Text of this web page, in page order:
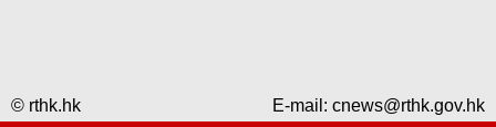
© rthk.hk E-mail: cnews@rthk.gov.hk